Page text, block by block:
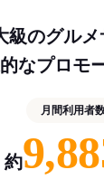
級のグル
なプロモ
月間利用者
約